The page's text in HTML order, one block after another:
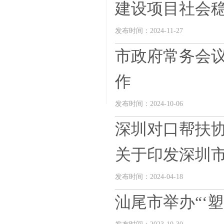
建设项目社会
发布时间：2024-11-27
市政府常务会
作
发布时间：2024-10-06
深圳对口帮扶
关于印发深圳
发布时间：2024-04-18
汕尾市举办“‘